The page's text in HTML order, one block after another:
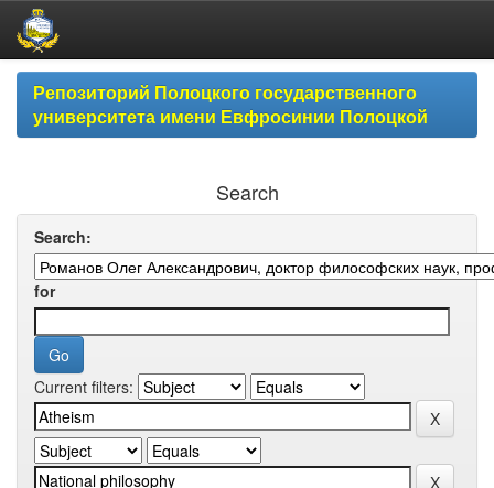
Skip
navigationРепозиторий Полоцкого государственного
университета имени Евфросинии Полоцкой
Search
Search:
for
Current filters: